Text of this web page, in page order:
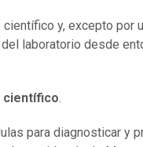
y, excepto por
laboratorio desde
científico.
para diagnosticar y